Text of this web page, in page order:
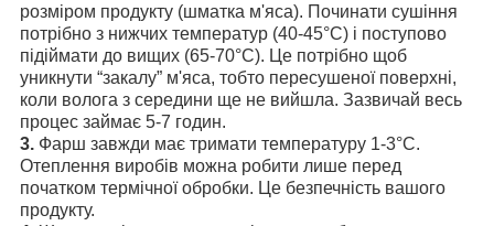
розміром продукту (шматка м'яса). Починати сушіння
потрібно з нижчих температур (40-45°С) і поступово
підіймати до вищих (65-70°С). Це потрібно щоб
уникнути “закалу” м'яса, тобто пересушеної поверхні,
коли волога з середини ще не вийшла. Зазвичай весь
процес займає 5-7 годин.
3. Фарш завжди має тримати температуру 1-3°С.
Отеплення виробів можна робити лише перед
початком термічної обробки. Це безпечність вашого
продукту.